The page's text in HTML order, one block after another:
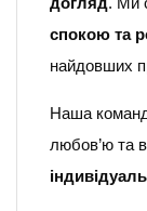
спокою та
найдовших
Наша
любов’ю та